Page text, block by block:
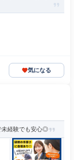
気になる
未経験でも安心◎